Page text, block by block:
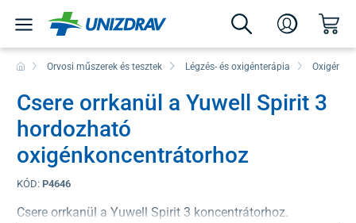
Orvosi műszerek és tesztek Légzés- és oxigénterápia
Csere orrkanül a Yuwell Spirit 3
hordozható
oxigénkoncentrátorhoz
KÓD: P4646
Csere orrkanül a Yuwell Spirit 3 koncentrátorhoz.